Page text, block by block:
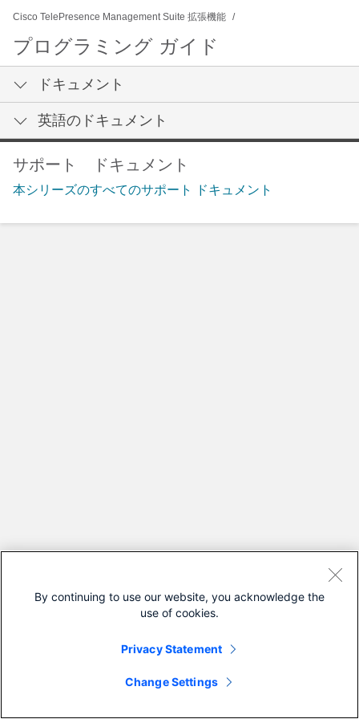
Cisco TelePresence Management Suite 拡張機能
プログラミング ガイド
ドキュメント
英語のドキュメント
サポート ドキュメント
本シリーズのすべてのサポート ドキュメント
By continuing to use our website, you acknowledge the
use of cookies.
Privacy Statement
Change Settings